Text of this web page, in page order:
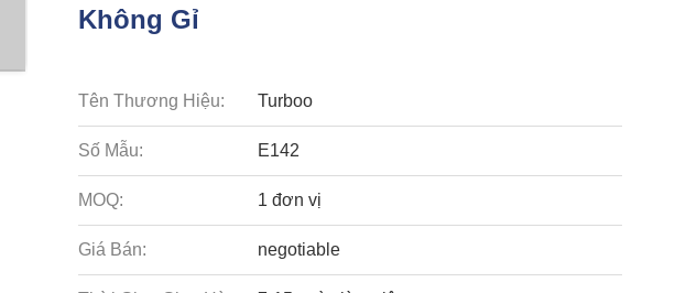
Không Gỉ
Tên Thương Hiệu: Turboo
Số Mẫu: E142
MOQ: 1 đơn vị
Giá Bán: negotiable